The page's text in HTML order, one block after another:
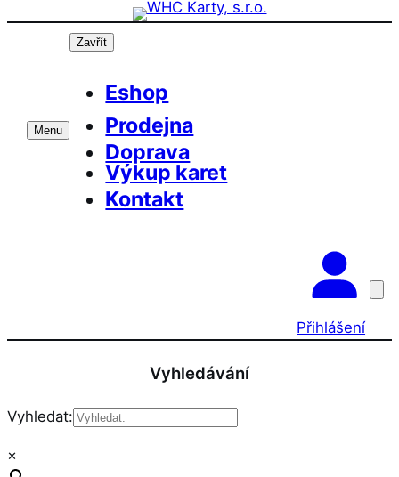
Přeskočit
Menu
Zavřít
Eshop
Prodejna
Doprava
Výkup karet
Kontakt
Přihlášení
Vyhledávání
Vyhledat:
×
Prázdninová otevírací doba prodejny! PO a
ST 10-17, SO 11-15